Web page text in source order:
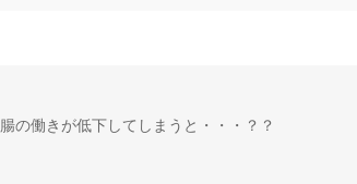
腸の働きが低下してしまうと・・・？？